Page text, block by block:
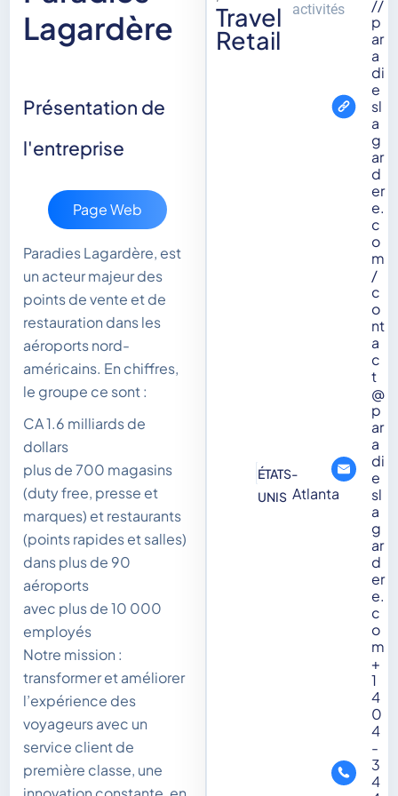
Lagardère
Présentation de
l'entreprise
Page Web
Paradies Lagardère, est
un acteur majeur des
points de vente et de
restauration dans les
aéroports nord-
américains. En chiffres,
le groupe ce sont :
CA 1.6 milliards de
dollars
plus de 700 magasins
(duty free, presse et
marques) et restaurants
(points rapides et salles)
dans plus de 90
aéroports
avec plus de 10 000
employés
Notre mission :
transformer et améliorer
l’expérience des
voyageurs avec un
service client de
première classe, une
Travel
Retail
ÉTATS-
UNIS
activités
Atlanta
//
p
ar
a
di
e
sl
a
g
ar
d
er
e.
c
o
m
/
c
o
nt
a
c
t
@
p
ar
a
di
e
sl
a
g
ar
d
er
e.
c
o
m
+
1
4
0
4
-
3
4